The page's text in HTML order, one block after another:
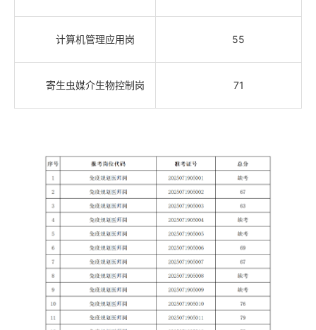
计算机管理应用岗 55
寄生虫媒介生物控制岗 71